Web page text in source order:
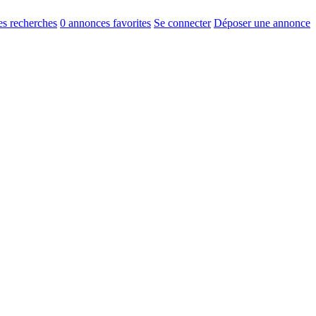
recherches 0 annonces favorites Se connecter Déposer une annonce